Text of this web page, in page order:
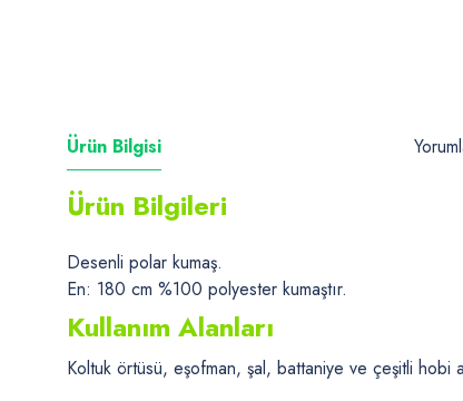
Ürün Bilgisi
Ürün Bilgileri
Desenli polar kumaş.
En: 180 cm %100 polyester kumaştır.
Kullanım Alanları
Koltuk örtüsü, eşofman, şal, battaniye ve çeşitli hobi